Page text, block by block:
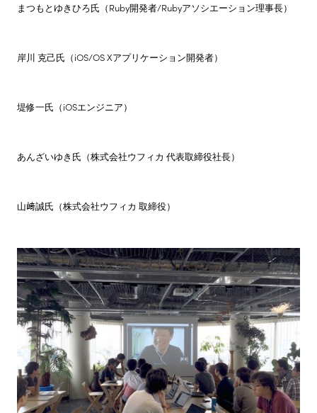
まつもとゆきひろ氏（Ruby開発者/Rubyアソシエーション理事長）
岸川 克己氏（iOS/OS Xアプリケーション開発者）
堤修一氏（iOSエンジニア）
あんざいゆき氏（株式会社ウフィカ 代表取締役社長）
山﨑誠氏（株式会社ウフィカ 取締役）